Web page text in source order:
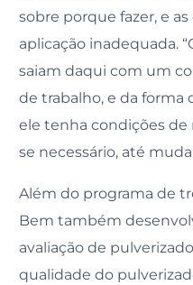
sobre porque fazer, e
aplicação inadequada.
saiam daqui com um
de trabalho, e da forma
ele tenha condições de
se necessário, até
Além do programa de
Bem também
avaliação de
qualidade do